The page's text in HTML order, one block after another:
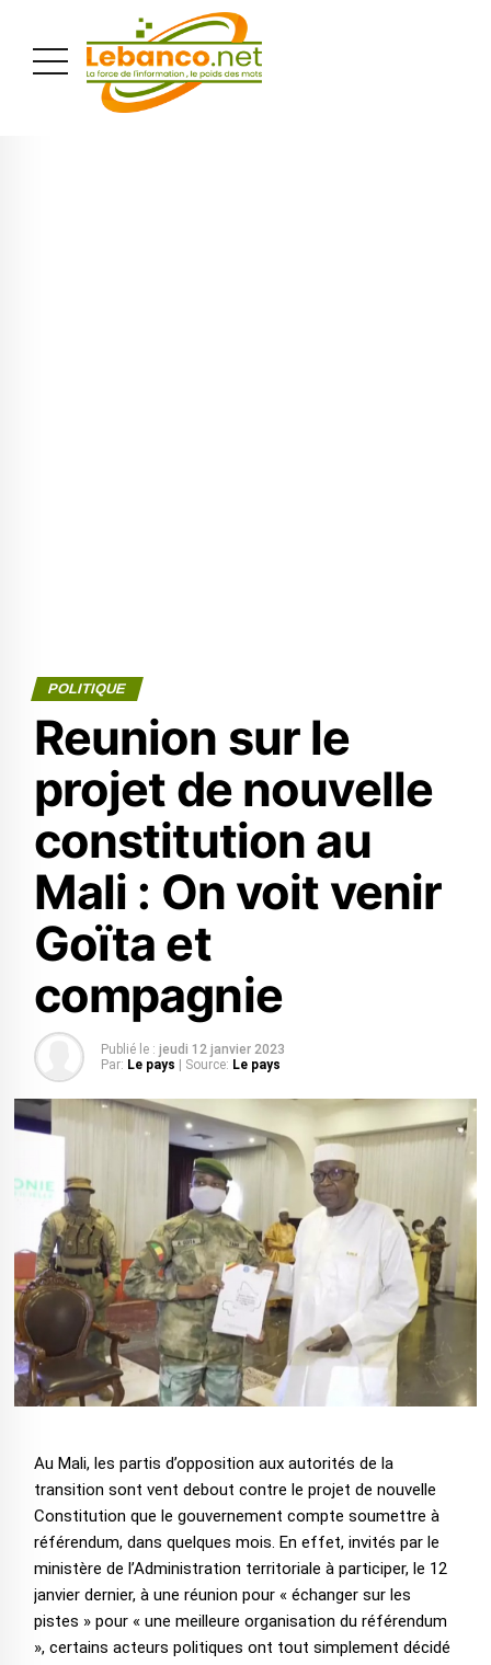
POLITIQUE
Reunion sur le
projet de nouvelle
constitution au
Mali : On voit venir
Goïta et
compagnie
Publié le : jeudi 12 janvier 2023
Par: Le pays | Source: Le pays
Au Mali, les partis d’opposition aux autorités de la
transition sont vent debout contre le projet de nouvelle
Constitution que le gouvernement compte soumettre à
référendum, dans quelques mois. En effet, invités par le
ministère de l’Administration territoriale à participer, le 12
janvier dernier, à une réunion pour « échanger sur les
pistes » pour « une meilleure organisation du référendum
», certains acteurs politiques ont tout simplement décidé